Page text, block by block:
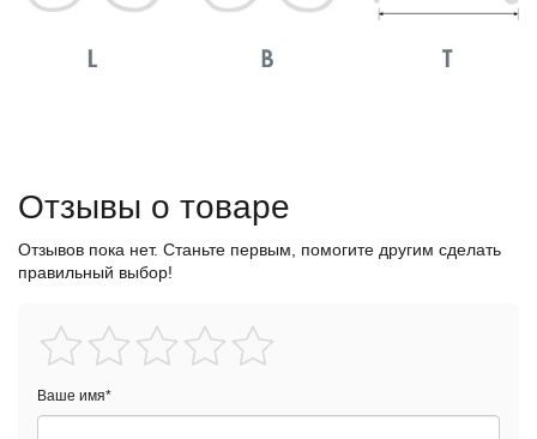
Отзывы о товаре
Отзывов пока нет. Станьте первым, помогите другим сделать
правильный выбор!
Ваше имя*